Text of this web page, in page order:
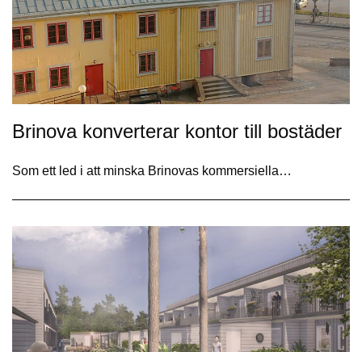
Brinova konverterar kontor till bostäder
Som ett led i att minska Brinovas kommersiella…